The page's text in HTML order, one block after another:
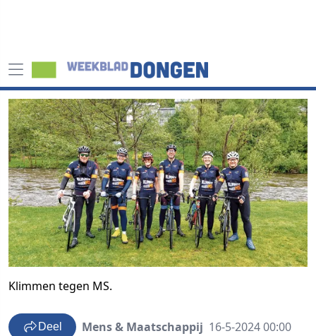
Klimmen tegen MS.
Deel Mens & Maatschappij 16-5-2024 00:00